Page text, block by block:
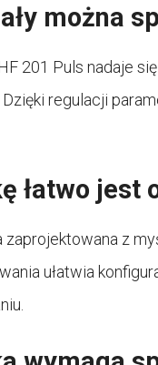
można
201 Puls nadaje
regulacji
łatwo jest
zaprojektowana z
ułatwia